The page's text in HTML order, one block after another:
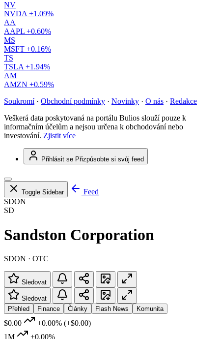
NV
NVDA +1.09%
AA
AAPL +0.60%
MS
MSFT +0.16%
TS
TSLA +1.94%
AM
AMZN +0.59%
Soukromí · Obchodní podmínky · Novinky · O nás · Redakce
Veškerá data poskytovaná na portálu Bulios slouží pouze k
informačním účelům a nejsou určena k obchodování nebo
investování. Zjistit více
Přihlásit se Přizpůsobte si svůj feed
Toggle Sidebar
Feed
SDON
SD
Sandston Corporation
SDON · OTC
Sledovat
Sledovat
Přehled
Finance Články Flash News Komunita
$0.00 +0.00% (+$0.00)
1M
+0.00%